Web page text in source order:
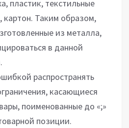
пластик, текстильные
Таким образом,
из металла,
в данной
распространять
касающиеся
поименованные до «;»
позиции.